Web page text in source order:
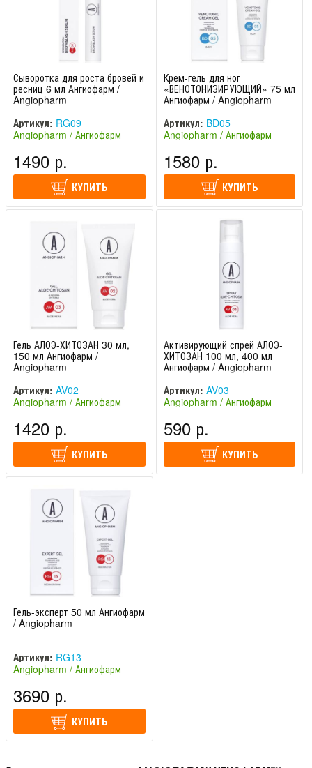
Сыворотка для роста бровей и
ресниц 6 мл Ангиофарм /
Angiopharm
Артикул: RG09
Angiopharm / Ангиофарм
1490 р.
КУПИТЬ
Крем-гель для ног
«ВЕНОТОНИЗИРУЮЩИЙ» 75 мл
Ангиофарм / Angiopharm
Артикул: BD05
Angiopharm / Ангиофарм
1580 р.
КУПИТЬ
Гель АЛОЭ-ХИТОЗАН 30 мл,
150 мл Ангиофарм /
Angiopharm
Артикул: AV02
Angiopharm / Ангиофарм
1420 р.
КУПИТЬ
Активирующий спрей АЛОЭ-
ХИТОЗАН 100 мл, 400 мл
Ангиофарм / Angiopharm
Артикул: AV03
Angiopharm / Ангиофарм
590 р.
КУПИТЬ
Гель-эксперт 50 мл Ангиофарм
/ Angiopharm
Артикул: RG13
Angiopharm / Ангиофарм
3690 р.
КУПИТЬ